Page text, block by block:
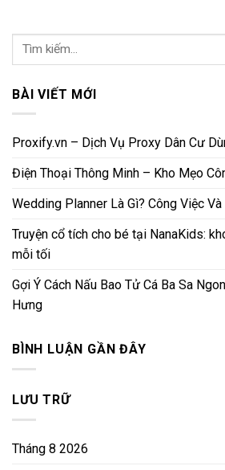
BÀI VIẾT MỚI
Proxify.vn – Dịch Vụ Proxy Dân Cư
Điện Thoại Thông Minh – Kho Mẹo
Wedding Planner Là Gì? Công Việc
Truyện cổ tích cho bé tại NanaKids:
mỗi tối
Gợi Ý Cách Nấu Bao Tử Cá Ba Sa
Hưng
BÌNH LUẬN GẦN ĐÂY
LƯU TRỮ
Tháng 8 2026